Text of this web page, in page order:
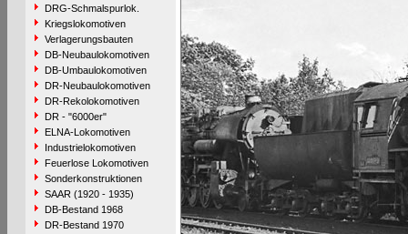
DRG-Schmalspurlok.
Kriegslokomotiven
Verlagerungsbauten
DB-Neubaulokomotiven
DB-Umbaulokomotiven
DR-Neubaulokomotiven
DR-Rekolokomotiven
DR - "6000er"
ELNA-Lokomotiven
Industrielokomotiven
Feuerlose Lokomotiven
Sonderkonstruktionen
SAAR (1920 - 1935)
DB-Bestand 1968
DR-Bestand 1970